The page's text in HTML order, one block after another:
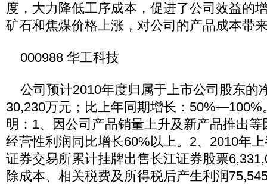
度，大力降低工序成本，促进了公司效益的
矿石和焦煤价格上涨，对公司的产品成本带
000988 华工科技
公司预计2010年度归属于上市公司股东的
30,230万元；比上年同期增长：50%—100%
明：1、因公司产品销量上升及新产品推出
经营性利润同比增长60%以上。2、2010年
证券交易所累计挂牌出售长江证券股票
除成本、相关税费及所得税后产生利润